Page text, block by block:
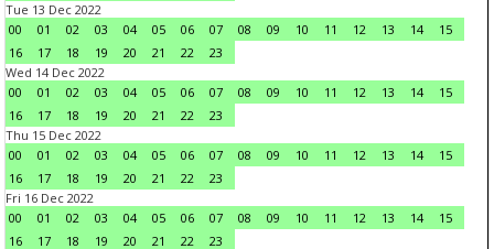
Tue 13 Dec 2022
00
01 02 03 04 05 06 07 08 09 10 11 12 13 14
15
16
17 18 19 20 21 22
23
Wed 14 Dec 2022
00
01 02 03 04 05 06 07 08 09 10 11 12 13 14
15
16
17 18 19 20 21 22
23
Thu 15 Dec 2022
00
01 02 03 04 05 06 07 08 09 10 11 12 13 14
15
16
17 18 19 20 21 22
23
Fri 16 Dec 2022
00
01 02 03 04 05 06 07 08 09 10 11 12 13 14
15
16
17 18 19 20 21 22
23